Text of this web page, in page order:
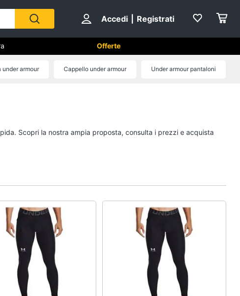
Accedi Registrati
Offerte
under armour Cappello under armour Under armour pantaloni
Scopri la nostra ampia proposta, consulta i prezzi e acquista